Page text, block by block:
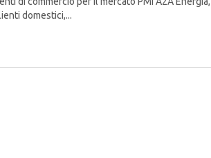
domestici,...